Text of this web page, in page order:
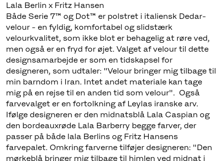
Lala Berlin x Fritz Hansen
Både Serie 7™ og Dot™ er polstret i italiensk Dedar-
velour - en fyldig, komfortabel og slidstærk
velourkvalitet, som ikke blot er behagelig at røre ved,
men også er en fryd for øjet. Valget af velour til dette
designsamarbejde er som en tidskapsel for
designeren, som udtaler: "Velour bringer mig tilbage til
min barndom i Iran. Intet andet materiale kan tage
mig på en rejse til en anden tid som velour". Også
farvevalget er en fortolkning af Leylas iranske arv.
Ifølge designeren er den midnatsblå Lala Caspian og
den bordeauxrøde Lala Barberry begge farver, der
passer på både lala Berlins og Fritz Hansens
farvepalet. Omkring farverne tilføjer designeren: "Den
mørkeblå bringer mig tilbage til himlen ved midnat i